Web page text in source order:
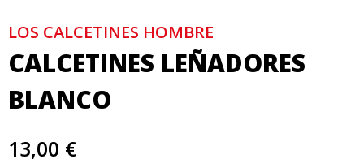
LOS CALCETINES HOMBRE
CALCETINES LEÑADORES
BLANCO
13,00 €